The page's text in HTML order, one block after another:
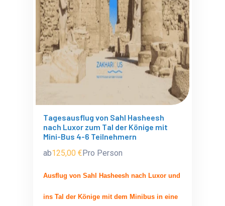
Tagesausflug von Sahl Hasheesh
nach Luxor zum Tal der Könige mit
Mini-Bus 4-6 Teilnehmern
ab125,00 €Pro Person
Ausflug von Sahl Hasheesh nach Luxor und
ins Tal der Könige mit dem Minibus in eine